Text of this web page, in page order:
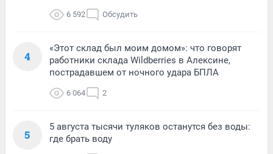
6 592 Обсудить
4
«Этот склад был моим домом»: что говорят
работники склада Wildberries в Алексине,
пострадавшем от ночного удара БПЛА
6 064 2
5
5 августа тысячи туляков останутся без воды:
где брать воду